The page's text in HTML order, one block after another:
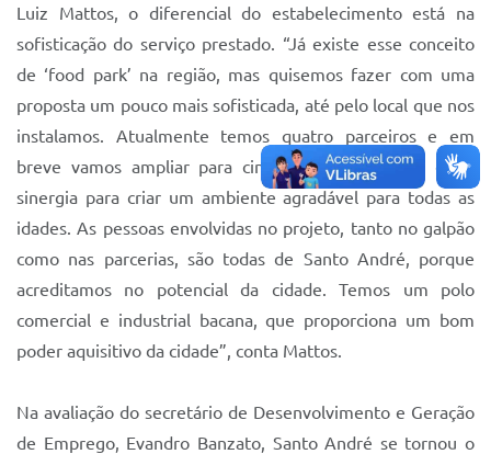
Luiz Mattos, o diferencial do estabelecimento está na
sofisticação do serviço prestado. “Já existe esse conceito
de ‘food park’ na região, mas quisemos fazer com uma
proposta um pouco mais sofisticada, até pelo local que nos
instalamos. Atualmente temos quatro parceiros e em
breve vamos ampliar para cinco, todos com uma certa
sinergia para criar um ambiente agradável para todas as
idades. As pessoas envolvidas no projeto, tanto no galpão
como nas parcerias, são todas de Santo André, porque
acreditamos no potencial da cidade. Temos um polo
comercial e industrial bacana, que proporciona um bom
poder aquisitivo da cidade”, conta Mattos.
Na avaliação do secretário de Desenvolvimento e Geração
de Emprego, Evandro Banzato, Santo André se tornou o